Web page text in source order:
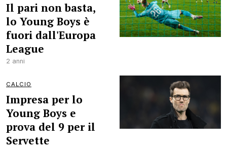
Il pari non basta,
lo Young Boys è
fuori dall'Europa
League
2 anni
CALCIO
Impresa per lo
Young Boys e
prova del 9 per il
Servette